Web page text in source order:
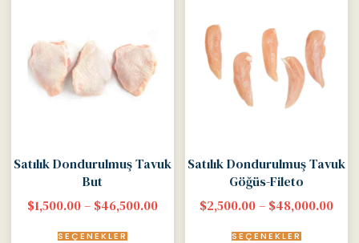
Satılık Dondurulmuş Tavuk
But
$1,500.00– $46,500.00
SEÇENEKLER
Satılık Dondurulmuş Tavuk
Göğüs-Fileto
$2,500.00– $48,000.00
SEÇENEKLER